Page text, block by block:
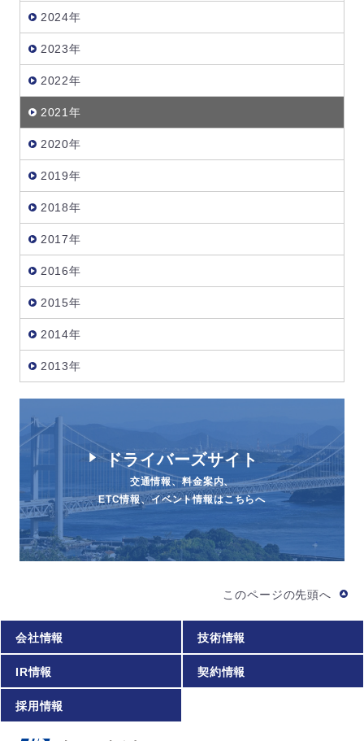
2024年
2023年
2022年
2021年
2020年
2019年
2018年
2017年
2016年
2015年
2014年
2013年
ドライバーズサイト
交通情報、料金案内、
ETC情報、イベント情報はこちらへ
このページの先頭へ
会社情報 技術情報
IR情報 契約情報
採用情報